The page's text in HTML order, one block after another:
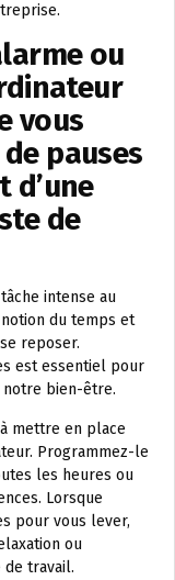
ou
vous
pauses
de
intense au
du temps et
reposer.
est essentiel pour
bien-être.
mettre en place
Programmez-le
les heures ou
Lorsque
pour vous lever,
ou
travail.